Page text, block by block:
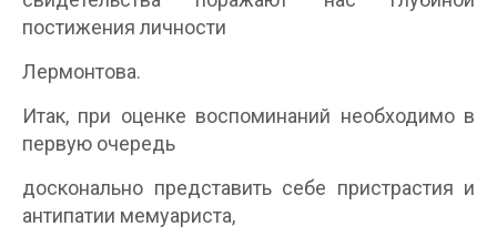
постижения личности
Лермонтова.
Итак, при оценке воспоминаний необходимо в
первую очередь
досконально представить себе пристрастия и
антипатии мемуариста,